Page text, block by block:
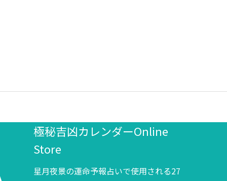
極秘吉凶カレンダーOnline
Store
星月夜景の運命予報占いで使用される27